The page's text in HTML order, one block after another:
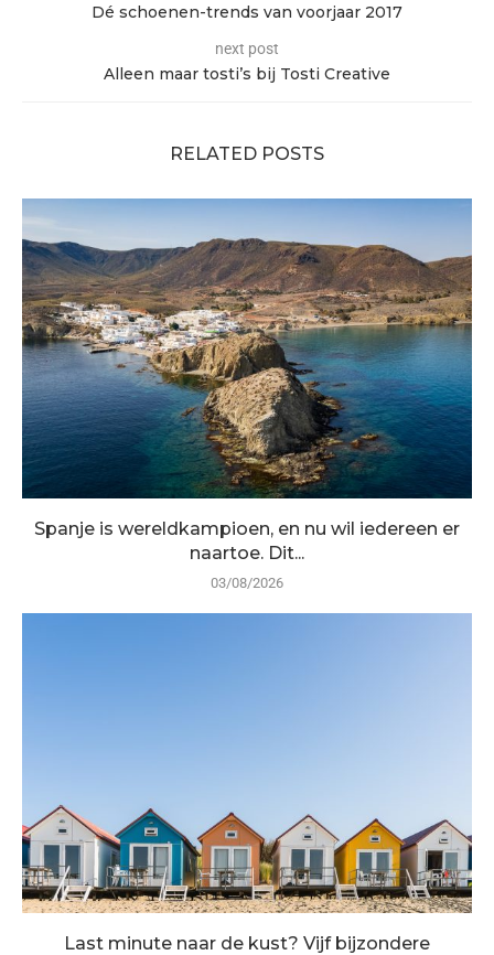
Dé schoenen-trends van voorjaar 2017
next post
Alleen maar tosti’s bij Tosti Creative
RELATED POSTS
Spanje is wereldkampioen, en nu wil iedereen er
naartoe. Dit...
03/08/2026
Last minute naar de kust? Vijf bijzondere